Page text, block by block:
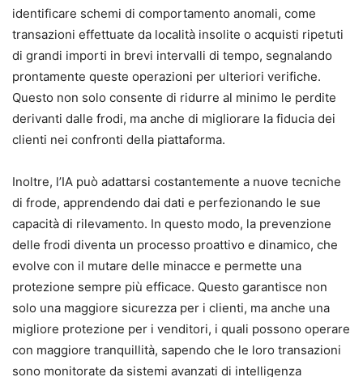
identificare schemi di comportamento anomali, come
transazioni effettuate da località insolite o acquisti ripetuti
di grandi importi in brevi intervalli di tempo, segnalando
prontamente queste operazioni per ulteriori verifiche.
Questo non solo consente di ridurre al minimo le perdite
derivanti dalle frodi, ma anche di migliorare la fiducia dei
clienti nei confronti della piattaforma.
Inoltre, l’IA può adattarsi costantemente a nuove tecniche
di frode, apprendendo dai dati e perfezionando le sue
capacità di rilevamento. In questo modo, la prevenzione
delle frodi diventa un processo proattivo e dinamico, che
evolve con il mutare delle minacce e permette una
protezione sempre più efficace. Questo garantisce non
solo una maggiore sicurezza per i clienti, ma anche una
migliore protezione per i venditori, i quali possono operare
con maggiore tranquillità, sapendo che le loro transazioni
sono monitorate da sistemi avanzati di intelligenza